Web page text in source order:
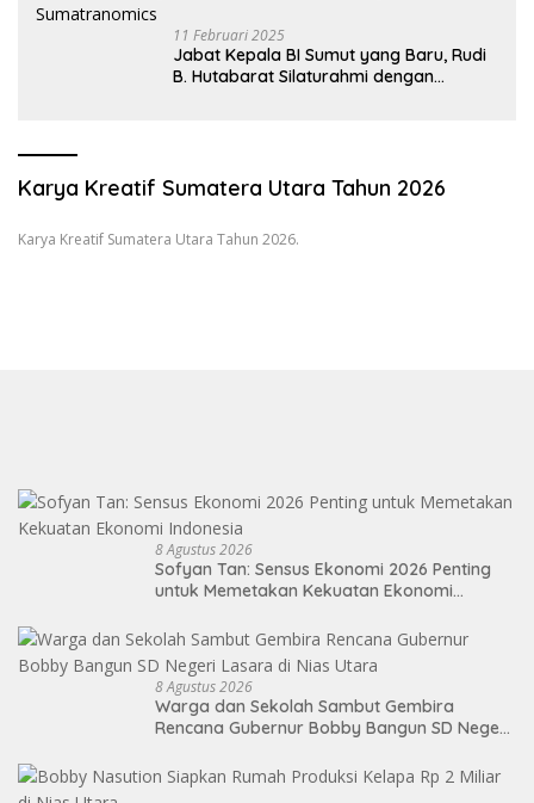
11 Februari 2025
Jabat Kepala BI Sumut yang Baru, Rudi
B. Hutabarat Silaturahmi dengan
Karya Kreatif Sumatera Utara Tahun 2026
Karya Kreatif Sumatera Utara Tahun 2026.
8 Agustus 2026
Sofyan Tan: Sensus Ekonomi 2026 Penting
untuk Memetakan Kekuatan Ekonomi
8 Agustus 2026
Warga dan Sekolah Sambut Gembira
Rencana Gubernur Bobby Bangun SD Negeri